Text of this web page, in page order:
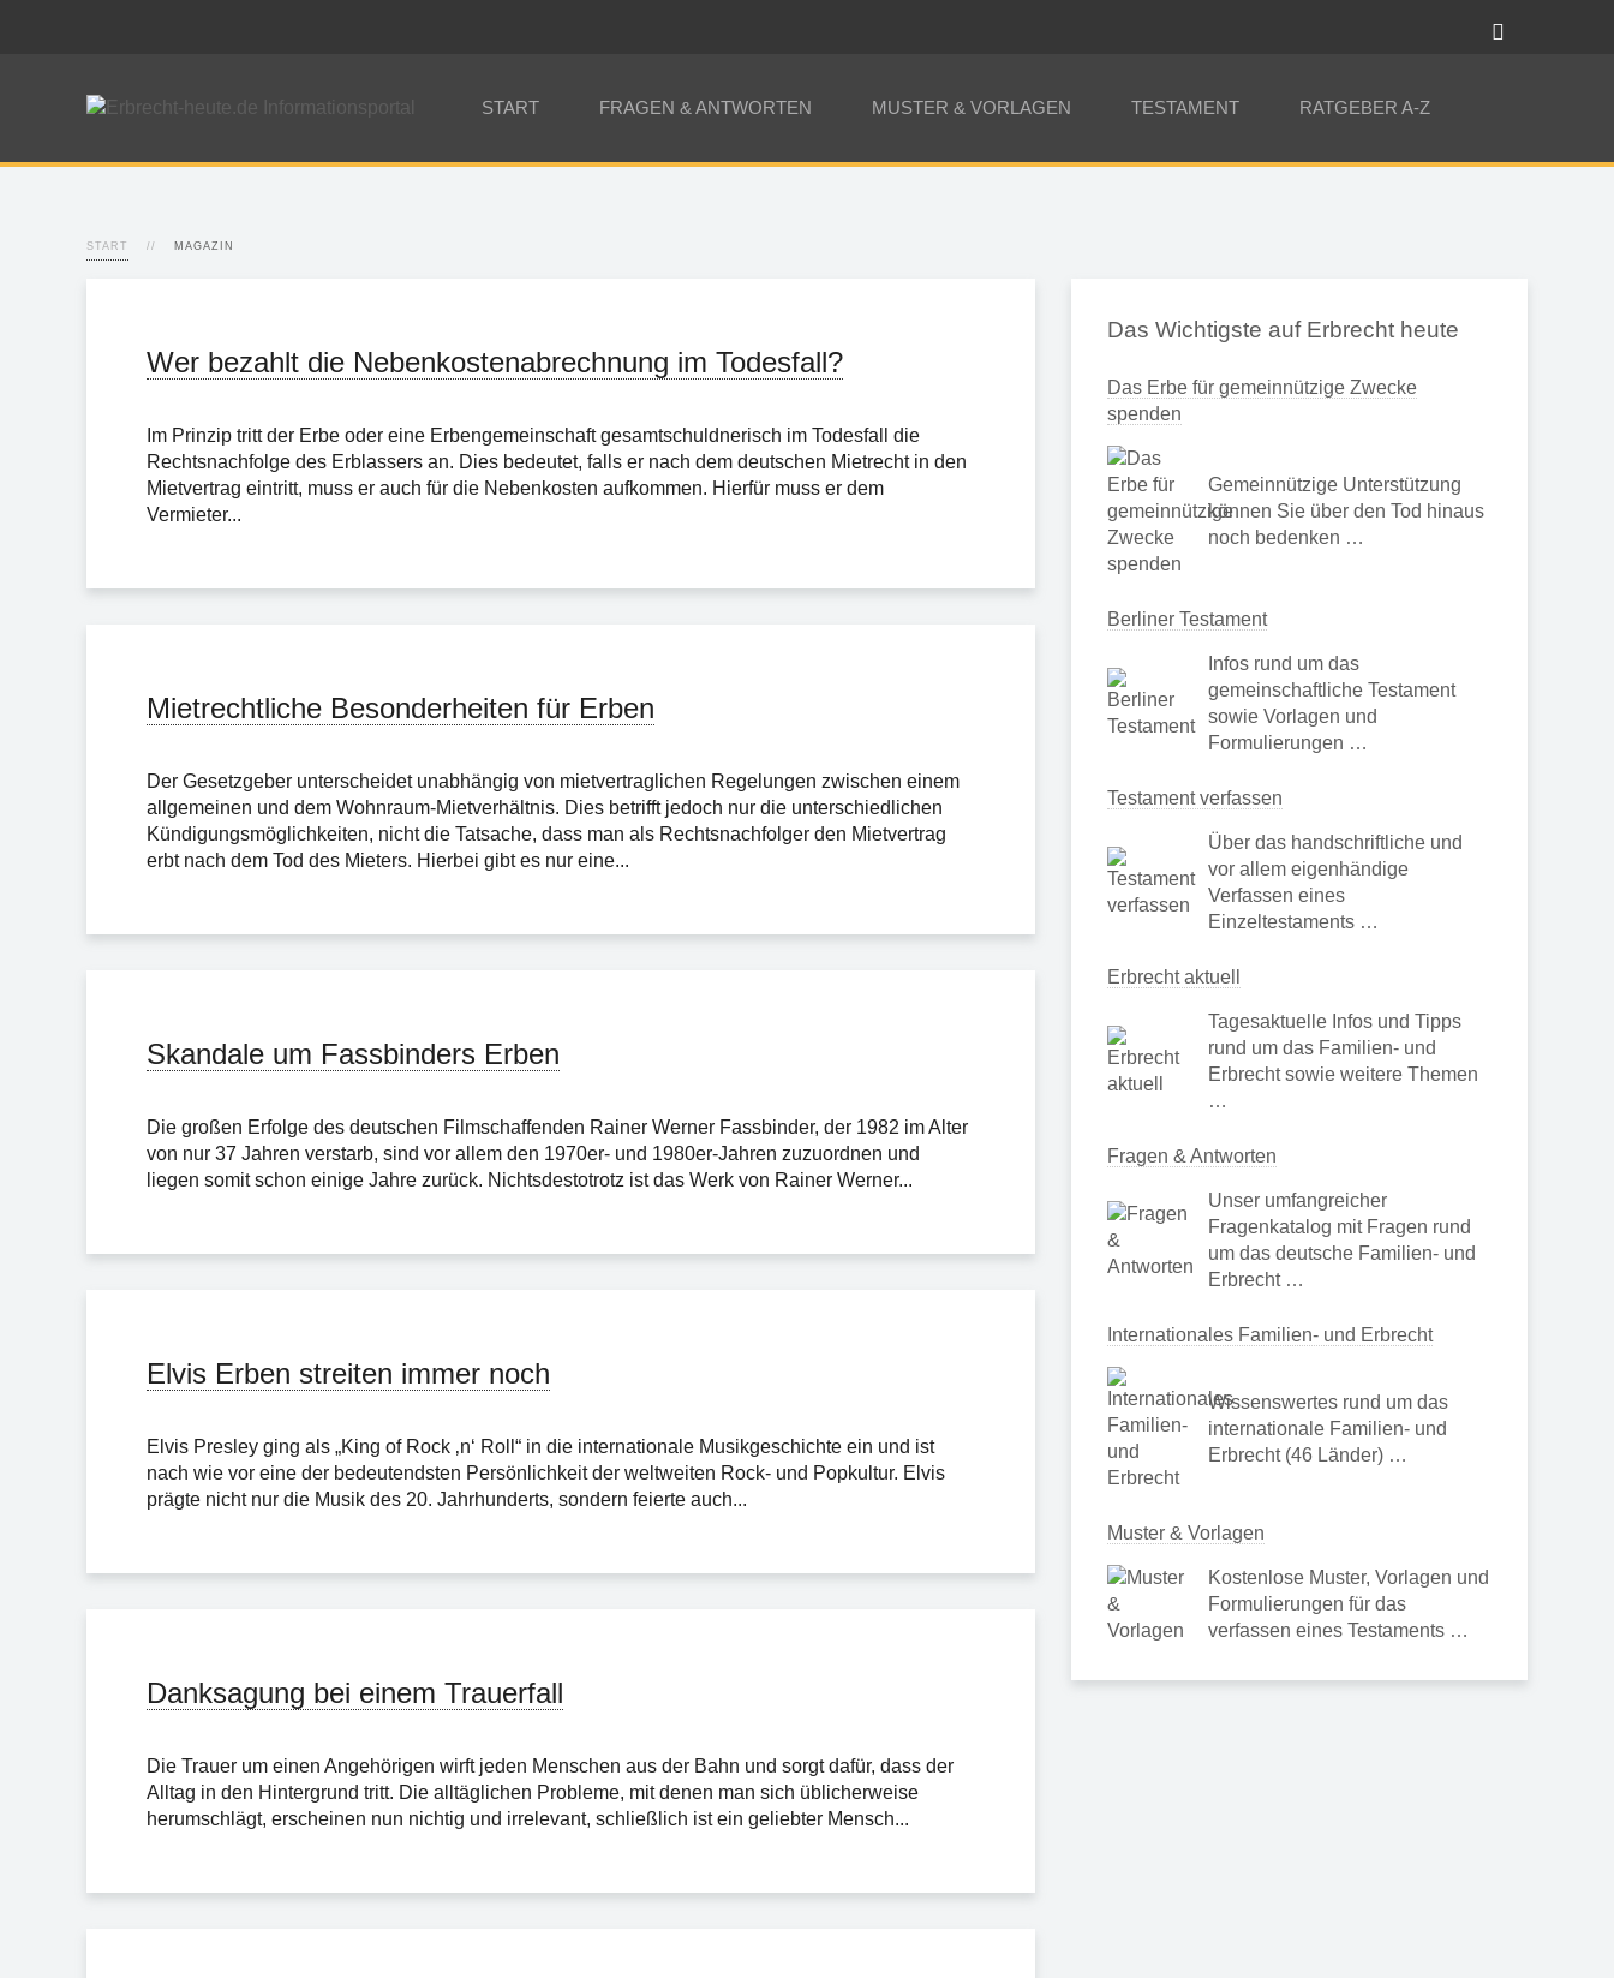
START FRAGEN & ANTWORTEN MUSTER & VORLAGEN TESTAMENT RATGEBER A-Z
START MAGAZIN
Wer bezahlt die Nebenkostenabrechnung im Todesfall?
Im Prinzip tritt der Erbe oder eine Erbengemeinschaft gesamtschuldnerisch im Todesfall die
Rechtsnachfolge des Erblassers an. Dies bedeutet, falls er nach dem deutschen Mietrecht in den
Mietvertrag eintritt, muss er auch für die Nebenkosten aufkommen. Hierfür muss er dem
Vermieter...
Mietrechtliche Besonderheiten für Erben
Der Gesetzgeber unterscheidet unabhängig von mietvertraglichen Regelungen zwischen einem
allgemeinen und dem Wohnraum-Mietverhältnis. Dies betrifft jedoch nur die unterschiedlichen
Kündigungsmöglichkeiten, nicht die Tatsache, dass man als Rechtsnachfolger den Mietvertrag
erbt nach dem Tod des Mieters. Hierbei gibt es nur eine...
Skandale um Fassbinders Erben
Die großen Erfolge des deutschen Filmschaffenden Rainer Werner Fassbinder, der 1982 im Alter
von nur 37 Jahren verstarb, sind vor allem den 1970er- und 1980er-Jahren zuzuordnen und
liegen somit schon einige Jahre zurück. Nichtsdestotrotz ist das Werk von Rainer Werner...
Elvis Erben streiten immer noch
Elvis Presley ging als „King of Rock ‚n‘ Roll“ in die internationale Musikgeschichte ein und ist
nach wie vor eine der bedeutendsten Persönlichkeit der weltweiten Rock- und Popkultur. Elvis
prägte nicht nur die Musik des 20. Jahrhunderts, sondern feierte auch...
Danksagung bei einem Trauerfall
Die Trauer um einen Angehörigen wirft jeden Menschen aus der Bahn und sorgt dafür, dass der
Alltag in den Hintergrund tritt. Die alltäglichen Probleme, mit denen man sich üblicherweise
herumschlägt, erscheinen nun nichtig und irrelevant, schließlich ist ein geliebter Mensch...
Das Wichtigste auf Erbrecht heute
Das Erbe für gemeinnützige Zwecke
spenden
Gemeinnützige Unterstützung
können Sie über den Tod hinaus
noch bedenken …
Berliner Testament
Infos rund um das
gemeinschaftliche Testament
sowie Vorlagen und
Formulierungen …
Testament verfassen
Über das handschriftliche und
vor allem eigenhändige
Verfassen eines
Einzeltestaments …
Erbrecht aktuell
Tagesaktuelle Infos und Tipps
rund um das Familien- und
Erbrecht sowie weitere Themen
…
Fragen & Antworten
Unser umfangreicher
Fragenkatalog mit Fragen rund
um das deutsche Familien- und
Erbrecht …
Internationales Familien- und Erbrecht
Wissenswertes rund um das
internationale Familien- und
Erbrecht (46 Länder) …
Muster & Vorlagen
Kostenlose Muster, Vorlagen und
Formulierungen für das
verfassen eines Testaments …